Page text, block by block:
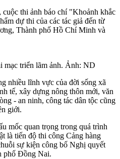
thi ảnh báo chí "Khoảnh khắc
dự thi của các tác giả đến từ
Thành phố Hồ Chí Minh và
mạc triển lãm ảnh. Ảnh: ND
nhiều lĩnh vực của đời sống xã
tế, xây dựng nông thôn mới, văn
- an ninh, công tác dân tộc cũng
giới.
mốc quan trọng trong quá trình
là tiến độ thi công Cảng hàng
sự kiện công bố Nghị quyết
phố Đồng Nai.